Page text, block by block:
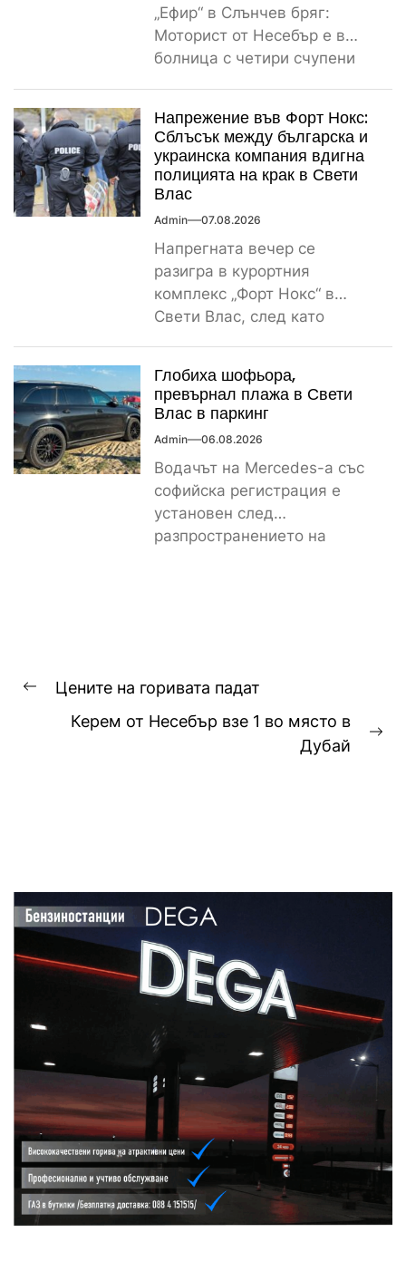
„Ефир“ в Слънчев бряг:
Моторист от Несебър е в
болница с четири счупени
Напрежение във Форт Нокс:
Сблъсък между българска и
украинска компания вдигна
полицията на крак в Свети
Влас
Admin 07.08.2026
Напрегната вечер се
разигра в курортния
комплекс „Форт Нокс“ в
Свети Влас, след като
Глобиха шофьора,
превърнал плажа в Свети
Влас в паркинг
Admin 06.08.2026
Водачът на Mercedes-а със
софийска регистрация е
установен след
разпространението на
Навигация
Previous
Цените на горивата падат
Керем от Несебър взе 1 во място в
Дубай